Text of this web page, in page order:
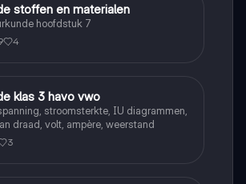
stoffen en materialen
hoofdstuk 7
4
klas 3 havo vwo
stroomsterkte, IU diagrammen,
draad, volt, ampère, weerstand
3